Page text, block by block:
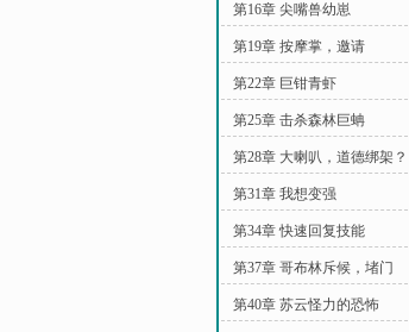
第16章 尖嘴兽幼崽
第19章 按摩掌，邀请
第22章 巨钳青虾
第25章 击杀森林巨蚺
第28章 大喇叭，道德绑架？
第31章 我想变强
第34章 快速回复技能
第37章 哥布林斥候，堵门
第40章 苏云怪力的恐怖